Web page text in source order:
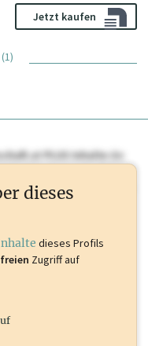
Jetzt kaufen
PLUS Inhaltedie
Sie dieses Profil frei
sehen. wirtschaft.at PLUS
und viele
dieses
dieses Profils
Zugriff auf